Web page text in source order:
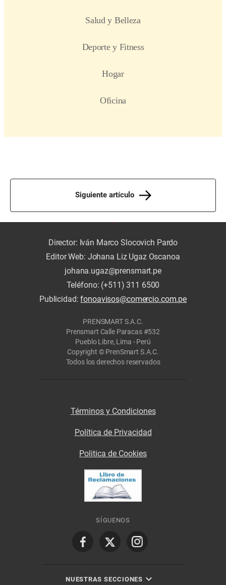
Siguiente artículo
Director: Iván Marco Slocovich Pardo
Editor Web: Johana Liz Ugaz Oscanoa
johana.ugaz@prensmart.pe
Teléfono: (+511) 311 6500
Publicidad:fonoavisos@comercio.com.pe
PRENSMART S.A.C.
Prensmart Calle Paracas #532
Pueblo Libre, Lima - Perú
Copyright © PrenSmart S.A.C.
Todos los derechos reservados
Términos y Condiciones
Política de Privacidad
Politica de Cookies
SÍGUENOS
NUESTRAS SECCIONES